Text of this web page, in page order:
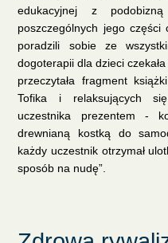
edukacyjnej z
poszczególnych jego części
poradzili sobie ze
dogoterapii dla dzieci
przeczytała fragment
Tofika i relaksujących
uczestnika prezentem -
drewnianą kostką do
każdy uczestnik otrzymał
sposób na nudę”.